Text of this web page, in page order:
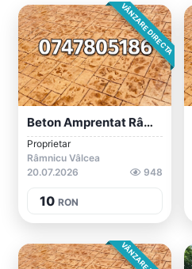
VÂNZARE DIRECTA
Beton Amprentat Râmnicu Vâlcea
Proprietar
Râmnicu Vâlcea
20.07.2026
948
10 RON